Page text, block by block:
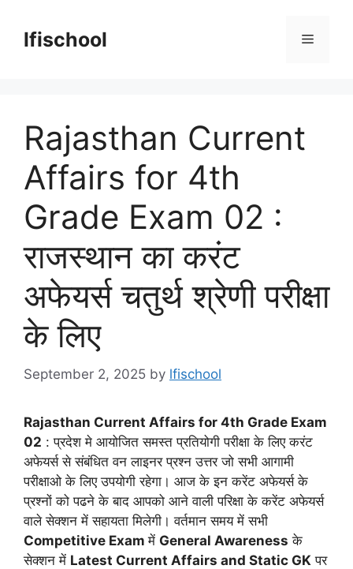
contentlfischool Menu
Rajasthan Current
Affairs for 4th
Grade Exam 02 :
राजस्थान का करंट
अफेयर्स चतुर्थ श्रेणी परीक्षा
के लिए
September 2, 2025 by lfischool
Rajasthan Current Affairs for 4th Grade Exam
02 : प्रदेश मे आयोजित समस्त प्रतियोगी परीक्षा के लिए करंट
अफेयर्स से संबंधित वन लाइनर प्रश्न उत्तर जो सभी आगामी
परीक्षाओ के लिए उपयोगी रहेगा। आज के इन करेंट अफेयर्स के
प्रश्नों को पढने के बाद आपको आने वाली परिक्षा के करेंट अफेयर्स
वाले सेक्शन में सहायता मिलेगी। वर्तमान समय में सभी
Competitive Examमें General Awareness के
सेक्शन में Latest Current Affairs and Static GK पर